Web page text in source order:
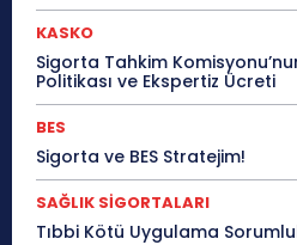
KASKO
Sigorta Tahkim
Politikası ve Ekspertiz Ücreti
BES
Sigorta ve BES Stratejim!
SAĞLIK SİGORTALARI
Tıbbi Kötü Uygulama